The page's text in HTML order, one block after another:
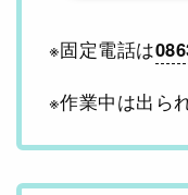
※固定電話は
※作業中は出ら